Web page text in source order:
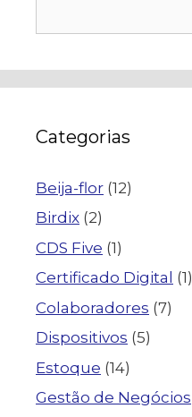
Categorias
Beija-flor (12)
Birdix (2)
CDS Five (1)
Certificado Digital (1)
Colaboradores (7)
Dispositivos (5)
Estoque (14)
Gestão de Negócios